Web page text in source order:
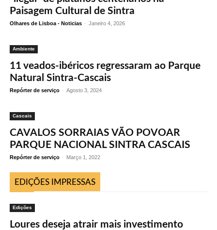
Paisagem Cultural de Sintra
Olhares de Lisboa - Noticias - Janeiro 4, 2026
Ambiente
11 veados-ibéricos regressaram ao Parque
Natural Sintra-Cascais
Repórter de serviço - Agosto 3, 2024
Cascais
CAVALOS SORRAIAS VÃO POVOAR
PARQUE NACIONAL SINTRA CASCAIS
Repórter de serviço - Março 1, 2022
EDIÇÕES IMPRESSAS
Edições
Loures deseja atrair mais investimento